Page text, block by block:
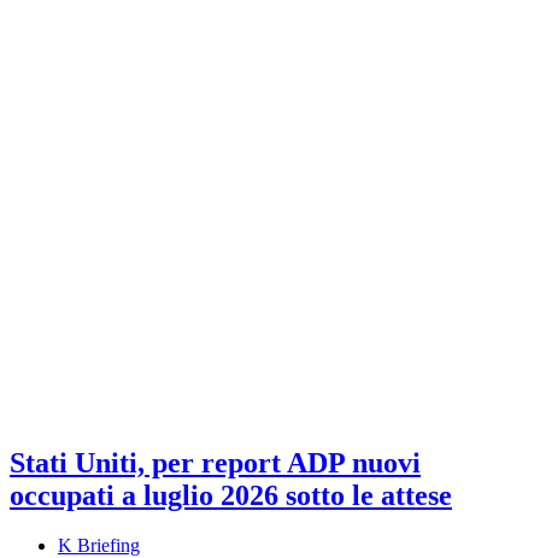
Stati Uniti, per report ADP nuovi
occupati a luglio 2026 sotto le attese
K Briefing